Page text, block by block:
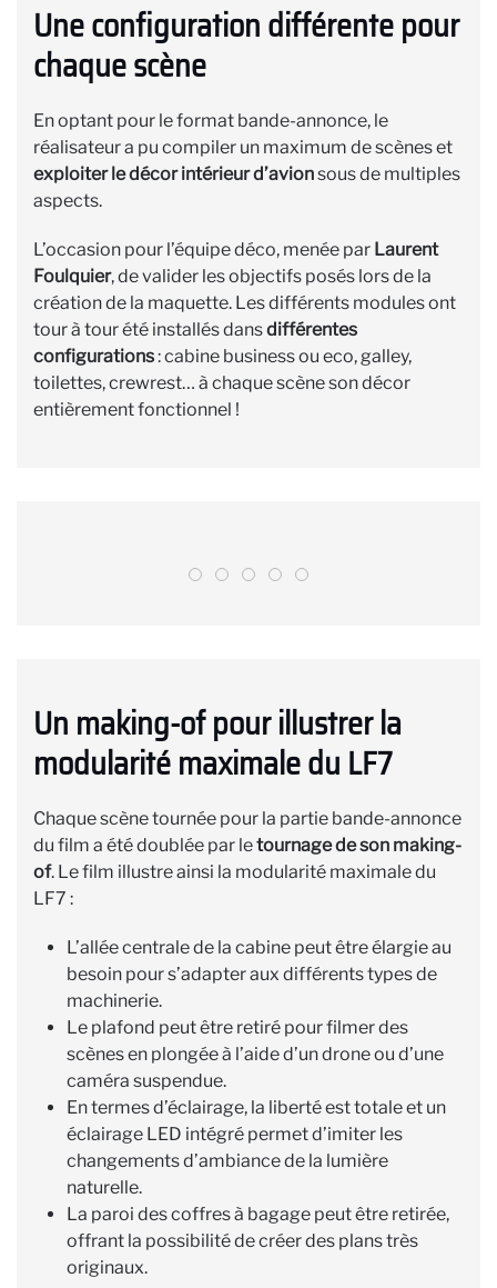
Une configuration différente pour
chaque scène
En optant pour le format bande-annonce, le
réalisateur a pu compiler un maximum de scènes et
exploiter le décor intérieur d’avionsous de multiples
aspects.
L’occasion pour l’équipe déco, menée par Laurent
Foulquier, de valider les objectifs posés lors de la
création de la maquette. Les différents modules ont
tour à tour été installés dansdifférentes
configurations: cabine business ou eco, galley,
toilettes, crewrest… à chaque scène son décor
entièrement fonctionnel !
Un making-of pour illustrer la
modularité maximale du LF7
Chaque scène tournée pour la partie bande-annonce
du film a été doublée par letournage de son making-
of. Le film illustre ainsi la modularité maximale du
LF7 :
L’allée centrale de la cabine peut être élargie au
besoin pour s’adapter aux différents types de
machinerie.
Le plafond peut être retiré pour filmer des
scènes en plongée à l’aide d’un drone ou d’une
caméra suspendue.
En termes d’éclairage, la liberté est totale et un
éclairage LED intégré permet d’imiter les
changements d’ambiance de la lumière
naturelle.
La paroi des coffres à bagage peut être retirée,
offrant la possibilité de créer des plans très
originaux.